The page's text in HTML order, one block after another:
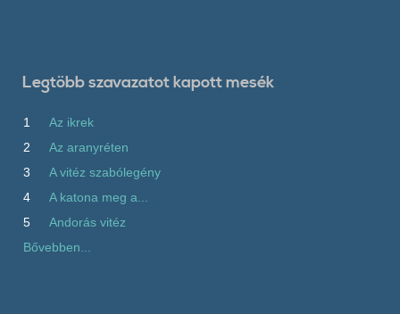
Legtöbb szavazatot kapott mesék
1
Az ikrek
2
Az aranyréten
3
A vitéz szabólegény
4
A katona meg a...
5
Andorás vitéz
Bővebben...